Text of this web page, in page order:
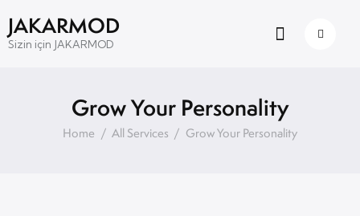
JAKARMOD
Sizin için JAKARMOD
Grow Your Personality
Home All Services Grow Your Personality